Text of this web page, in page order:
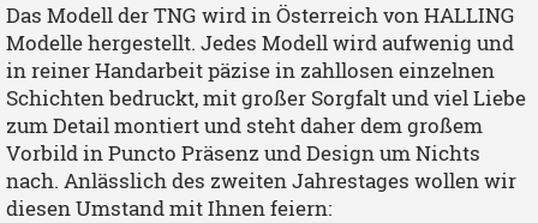
Das Modell der TNG wird in Österreich von HALLING
Modelle hergestellt. Jedes Modell wird aufwenig und
in reiner Handarbeit päzise in zahllosen einzelnen
Schichten bedruckt, mit großer Sorgfalt und viel Liebe
zum Detail montiert und steht daher dem großem
Vorbild in Puncto Präsenz und Design um Nichts
nach. Anlässlich des zweiten Jahrestages wollen wir
diesen Umstand mit Ihnen feiern: